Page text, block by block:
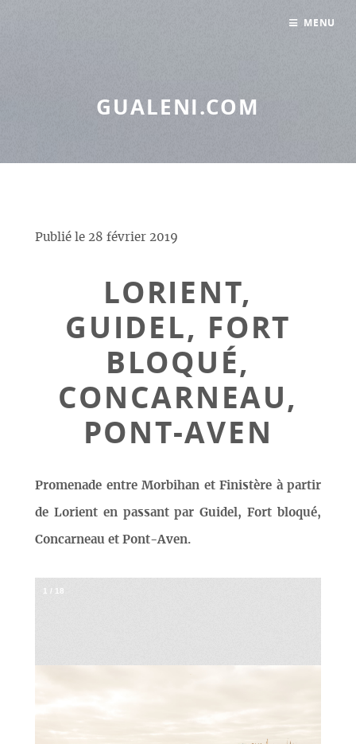
GUALENI.COM
Publié le 28 février 2019
LORIENT,
GUIDEL, FORT
BLOQUÉ,
CONCARNEAU,
PONT-AVEN
Promenade entre Morbihan et Finistère à partir
de Lorient en passant par Guidel, Fort bloqué,
Concarneau et Pont-Aven.
1 / 18
MENU